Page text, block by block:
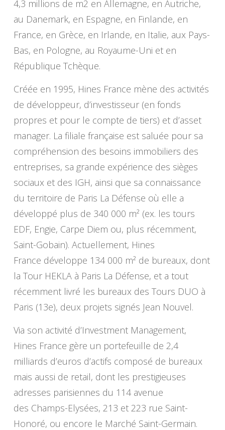
4,3 millions de m2 en Allemagne, en Autriche,
au Danemark, en Espagne, en Finlande, en
France, en Grèce, en Irlande, en Italie, aux Pays-
Bas, en Pologne, au Royaume-Uni et en
République Tchèque.
Créée en 1995, Hines France mène des activités
de développeur, d’investisseur (en fonds
propres et pour le compte de tiers) et d’asset
manager. La filiale française est saluée pour sa
compréhension des besoins immobiliers des
entreprises, sa grande expérience des sièges
sociaux et des IGH, ainsi que sa connaissance
du territoire de Paris La Défense où elle a
développé plus de 340 000 m² (ex. les tours
EDF, Engie, Carpe Diem ou, plus récemment,
Saint-Gobain). Actuellement, Hines
France développe 134 000 m² de bureaux, dont
la Tour HEKLA à Paris La Défense, et a tout
récemment livré les bureaux des Tours DUO à
Paris (13e), deux projets signés Jean Nouvel.
Via son activité d’Investment Management,
Hines France gère un portefeuille de 2,4
milliards d’euros d’actifs composé de bureaux
mais aussi de retail, dont les prestigieuses
adresses parisiennes du 114 avenue
des Champs-Elysées, 213 et 223 rue Saint-
Honoré, ou encore le Marché Saint-Germain.